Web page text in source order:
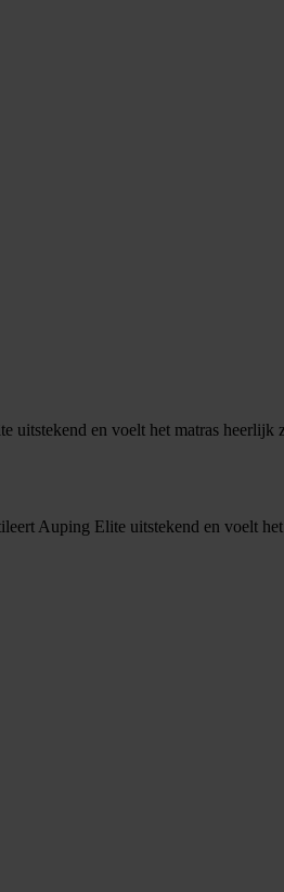
uitstekend en voelt het matras heerlijk
Auping Elite uitstekend en voelt